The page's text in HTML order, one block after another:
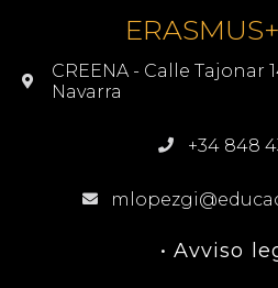
CREENA - Calle Tajonar
Navarra
+34 848
• Avviso